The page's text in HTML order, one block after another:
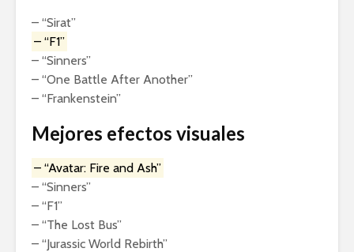
– “Sirat”
– “F1”
– “Sinners”
– “One Battle After Another”
– “Frankenstein”
Mejores efectos visuales
– “Avatar: Fire and Ash”
– “Sinners”
– “F1”
– “The Lost Bus”
– “Jurassic World Rebirth”